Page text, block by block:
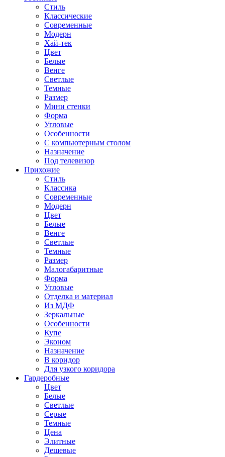
Стиль
Классические
Современные
Модерн
Хай-тек
Цвет
Белые
Венге
Светлые
Темные
Размер
Мини стенки
Форма
Угловые
Особенности
С компьютерным столом
Назначение
Под телевизор
Прихожие
Стиль
Классика
Современные
Модерн
Цвет
Белые
Венге
Светлые
Темные
Размер
Малогабаритные
Форма
Угловые
Отделка и материал
Из МДФ
Зеркальные
Особенности
Купе
Эконом
Назначение
В коридор
Для узкого коридора
Гардеробные
Цвет
Белые
Светлые
Серые
Темные
Цена
Элитные
Дешевые